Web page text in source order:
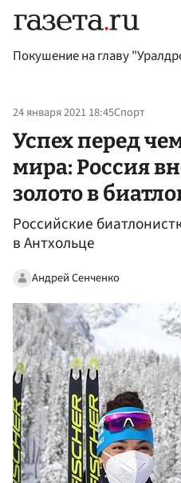
Покушение на главу
24 января 2021 18:45Спорт
Успех перед
мира: Россия
золото в
Российские
в Антхольце
Андрей Сенченко